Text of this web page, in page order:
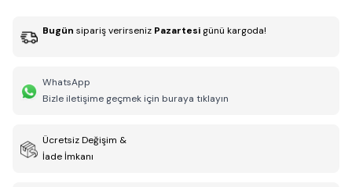
Bugün sipariş verirseniz Pazartesi günü kargoda!
WhatsApp
Bizle iletişime geçmek için buraya tıklayın
Ücretsiz Değişim &
İade İmkanı